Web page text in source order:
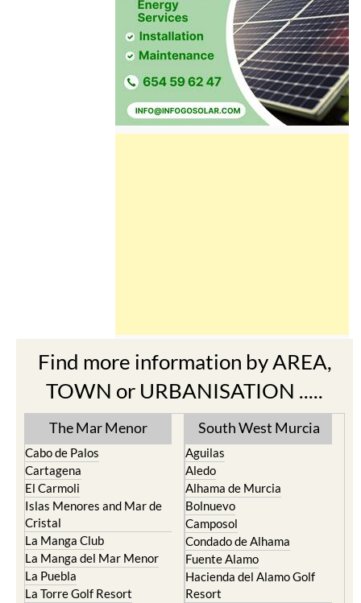
Find more information by AREA,
TOWN or URBANISATION .....
The Mar Menor
Cabo de Palos
Cartagena
El Carmoli
Islas Menores and Mar de
Cristal
La Manga Club
La Manga del Mar Menor
La Puebla
La Torre Golf Resort
South West Murcia
Aguilas
Aledo
Alhama de Murcia
Bolnuevo
Camposol
Condado de Alhama
Fuente Alamo
Hacienda del Alamo Golf
Resort